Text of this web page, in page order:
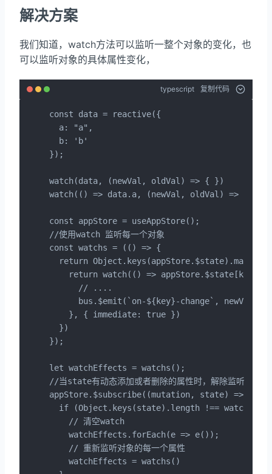
解决方案
我们知道，watch方法可以监听一整个对象的变化，也
可以监听对象的具体属性变化，
typescript 复制代码
const data = reactive({
  a: "a",
  b: 'b'
});
watch(data, (newVal, oldVal) => { })
watch(() => data.a, (newVal, oldVal) => { })
const appStore = useAppStore();
//使用watch 监听每一个对象
const watchs = (() => {
return Object.keys(appStore.$state).map(key
return watch(() => appStore.$state[key],
      // ....
      bus.$emit(`on-${key}-change`, newVal)
    }, { immediate: true })
  })
});
let watchEffects = watchs();
//当state有动态添加或者删除的属性时，解除监听，并重
appStore.$subscribe((mutation, state) => {
if (Object.keys(state).length !==
    // 清空watch
    watchEffects.forEach(e => e());
    // 重新监听对象的每一个属性
    watchEffects = watchs()